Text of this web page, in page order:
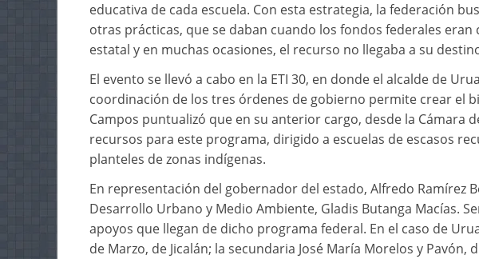
educativa de cada escuela. Con esta estrategia, la federación
otras prácticas, que se daban cuando los fondos federales eran
estatal y en muchas ocasiones, el recurso no llegaba a su
El evento se llevó a cabo en la ETI 30, en donde el alcalde de
coordinación de los tres órdenes de gobierno permite crear el
Campos puntualizó que en su anterior cargo, desde la Cámara
recursos para este programa, dirigido a escuelas de escasos
planteles de zonas indígenas.
En representación del gobernador del estado, Alfredo Ramírez
Desarrollo Urbano y Medio Ambiente, Gladis Butanga Macías.
apoyos que llegan de dicho programa federal. En el caso de
de Marzo, de Jicalán; la secundaria José María Morelos y Pavón,